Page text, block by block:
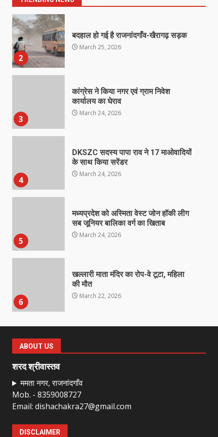
2
बदहाल हो गई है राजनांदगाँव-खैरागढ़ सड़क
March 25, 2026
3
कांग्रेस ने किया नगर एवं ग्राम निवेश
कार्यालय का घेराव
March 24, 2026
4
DKSZC सदस्य पापा राव ने 17 माओवादियों
के साथ किया सरेंडर
March 24, 2026
5
मध्यप्रदेश को अस्मिता वेस्ट जोन हॉकी लीग
सब जूनियर बालिका वर्ग का खिताब
March 24, 2026
6
खल्लारी माता मंदिर का रोप-वे टूटा, महिला
की मौत
March 22, 2026
7
1
नाबालिक के प्रसव मामले में फरार आरोपी के
संबंध में इनाम की उद्घोषना
ABOUT US
शरद श्रीवास्तव
ममता नगर, राजनांदगाँव
Mob. - 8359008727
Email: dishachakra27@gmail.com
DISCLAIMER